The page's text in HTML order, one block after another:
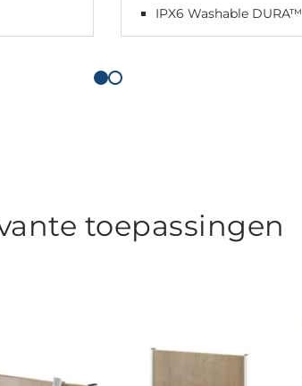
IPX6 Washable DURA™
toepassingen